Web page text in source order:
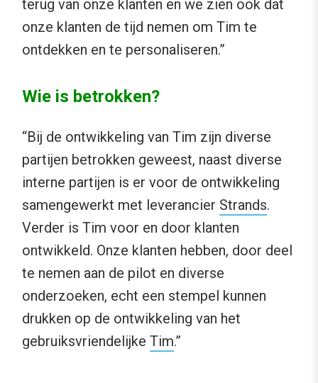
terug van onze klanten en we zien ook dat
onze klanten de tijd nemen om Tim te
ontdekken en te personaliseren.”
Wie is betrokken?
“Bij de ontwikkeling van Tim zijn diverse
partijen betrokken geweest, naast diverse
interne partijen is er voor de ontwikkeling
samengewerkt met leverancier Strands.
Verder is Tim voor en door klanten
ontwikkeld. Onze klanten hebben, door deel
te nemen aan de pilot en diverse
onderzoeken, echt een stempel kunnen
drukken op de ontwikkeling van het
gebruiksvriendelijke Tim.”